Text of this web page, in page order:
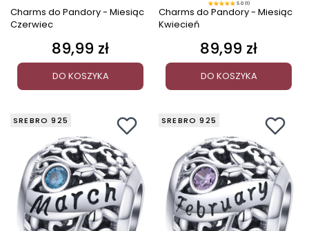
Charms do Pandory - Miesiąc
Czerwiec
Cena
89,99 zł
DO KOSZYKA
5.0 (1)
Charms do Pandory - Miesiąc
Kwiecień
Cena
89,99 zł
DO KOSZYKA
SREBRO 925 SREBRO 925